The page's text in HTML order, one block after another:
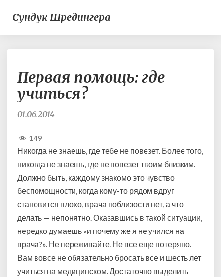
Сундук Шредингера
е
м
о
:
г
д
е
ч
и
т
Первая помощь: где
учиться?
01.06.2014
149
Никогда не знаешь, где тебе не повезет. Более того,
никогда не знаешь, где не повезет твоим близким.
Должно быть, каждому знакомо это чувство
беспомощности, когда кому-то рядом вдруг
становится плохо, врача поблизости нет, а что
делать — непонятно. Оказавшись в такой ситуации,
нередко думаешь «и почему же я не учился на
врача?». Не переживайте. Не все еще потеряно.
Вам вовсе не обязательно бросать все и шесть лет
учиться на медицинском. Достаточно выделить